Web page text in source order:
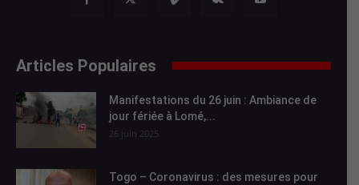
Articles Populaires
Manifestations du 26 juin : Ambiance de
jour fériée à Lomé,...
26 juin 2025
Togo – Coronavirus : des mesures pour